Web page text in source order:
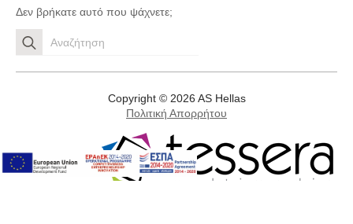
Δεν βρήκατε αυτό που ψάχνετε;
Search
for:
Copyright © 2026 AS Hellas
Πολιτική Απορρήτου
Development by